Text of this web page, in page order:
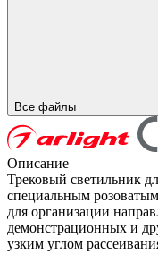
Все файлы
Описание
Трековый светильник
специальным
для организации
демонстрационных и
узким углом